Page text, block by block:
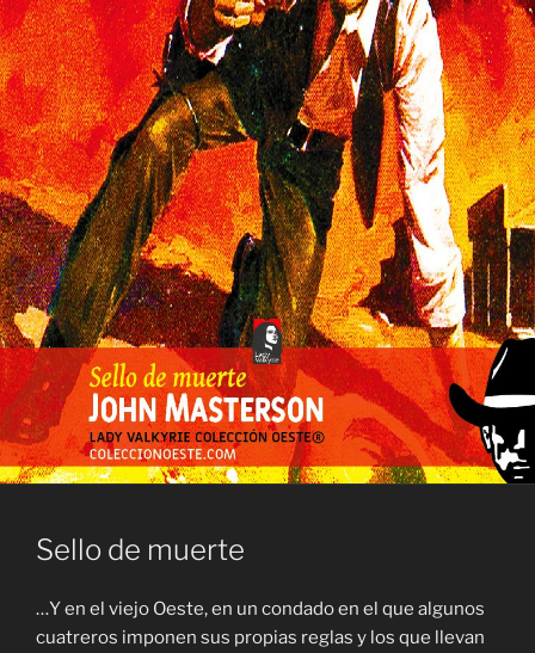
Sello de muerte
…Y en el viejo Oeste, en un condado en el que algunos
cuatreros imponen sus propias reglas y los que llevan